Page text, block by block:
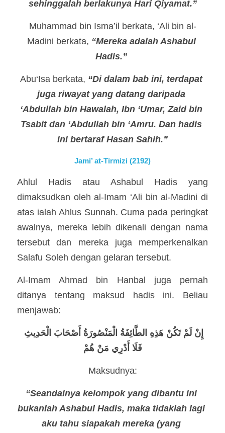
sehinggalah berlakunya Hari Qiyamat.”
Muhammad bin Isma’il berkata, ‘Ali bin al-
Madini berkata, “Mereka adalah Ashabul
Hadis.”
Abu‘Isa berkata, “Di dalam bab ini, terdapat
juga riwayat yang datang daripada
‘Abdullah bin Hawalah, Ibn ‘Umar, Zaid bin
Tsabit dan ‘Abdullah bin ‘Amru. Dan hadis
ini bertaraf Hasan Sahih.”
Jami’ at-Tirmizi (2192)
Ahlul Hadis atau Ashabul Hadis yang
dimaksudkan oleh al-Imam ‘Ali bin al-Madini di
atas ialah Ahlus Sunnah. Cuma pada peringkat
awalnya, mereka lebih dikenali dengan nama
tersebut dan mereka juga memperkenalkan
Salafu Soleh dengan gelaran tersebut.
Al-Imam Ahmad bin Hanbal juga pernah
ditanya tentang maksud hadis ini. Beliau
menjawab:
فَلَا أَدْرِي مَنْ هُمْ
Maksudnya:
“Seandainya kelompok yang dibantu ini
bukanlah Ashabul Hadis, maka tidaklah lagi
aku tahu siapakah mereka (yang